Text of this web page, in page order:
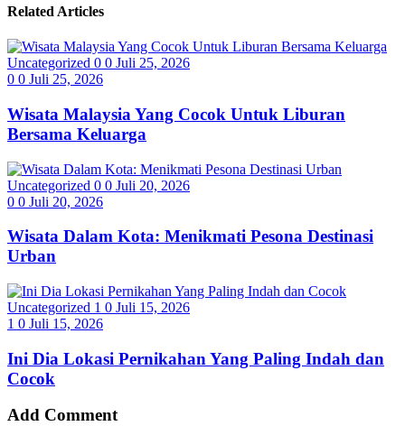
Related Articles
Uncategorized 0 0 Juli 25, 2026
0 0 Juli 25, 2026
Wisata Malaysia Yang Cocok Untuk Liburan
Bersama Keluarga
Uncategorized 0 0 Juli 20, 2026
0 0 Juli 20, 2026
Wisata Dalam Kota: Menikmati Pesona Destinasi
Urban
Uncategorized 1 0 Juli 15, 2026
1 0 Juli 15, 2026
Ini Dia Lokasi Pernikahan Yang Paling Indah dan
Cocok
Add Comment